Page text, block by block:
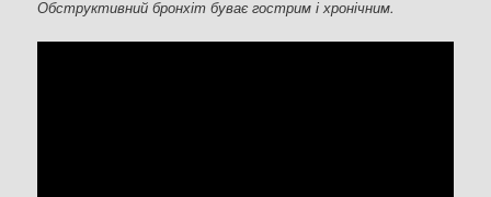
Обструктивний бронхіт буває гострим і хронічним.